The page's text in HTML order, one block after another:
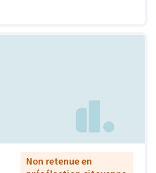
Non retenue en